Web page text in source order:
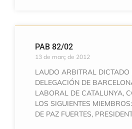
PAB 82/02
13 de març de 2012
LAUDO ARBITRAL DICTADO
DELEGACIÓN DE
LABORAL DE CATALUNYA,
LOS SIGUIENTES
DE PAZ FUERTES,